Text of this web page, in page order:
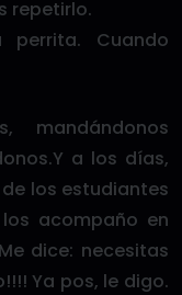
repetirlo.
perrita. Cuando
mandándonos
a los días,
los estudiantes
acompaño en
dice: necesitas
Ya pos, le digo.